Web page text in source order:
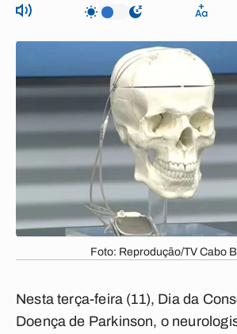
Foto: Reprodução/TV Cabo
Nesta terça-feira (11), Dia da
Doença de Parkinson, o